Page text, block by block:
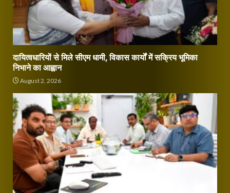
दायित्वधारियों से मिले सीएम धामी, विकास कार्यों में सक्रिय भूमिका
निभाने का आह्वान
August 2, 2026